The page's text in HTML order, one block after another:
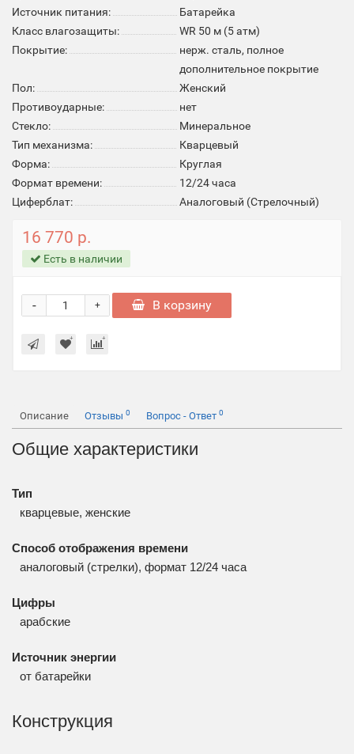
Источник питания:
Батарейка
Класс влагозащиты:
WR 50 м (5 атм)
Покрытие:
нерж. сталь, полное
дополнительное покрытие
Пол:
Женский
Противоударные:
нет
Стекло:
Минеральное
Тип механизма:
Кварцевый
Форма:
Круглая
Формат времени:
12/24 часа
Циферблат:
Аналоговый (Стрелочный)
16 770 р.
Есть в наличии
+
- В корзину
Описание Отзывы 0 Вопрос - Ответ 0
Общие характеристики
Тип
кварцевые, женские
Способ отображения времени
аналоговый (стрелки), формат 12/24 часа
Цифры
арабские
Источник энергии
от батарейки
Конструкция